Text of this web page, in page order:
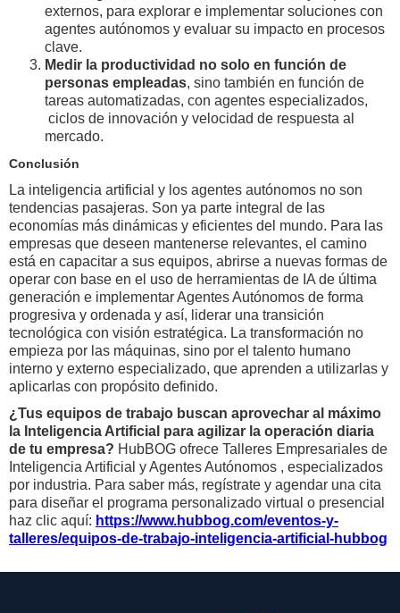
externos, para explorar e implementar soluciones con
agentes autónomos y evaluar su impacto en procesos
clave.
Medir la productividad no solo en función de
personas empleadas, sino también en función de
tareas automatizadas, con agentes especializados,
ciclos de innovación y velocidad de respuesta al
mercado.
Conclusión
La inteligencia artificial y los agentes autónomos no son
tendencias pasajeras. Son ya parte integral de las
economías más dinámicas y eficientes del mundo. Para las
empresas que deseen mantenerse relevantes, el camino
está en capacitar a sus equipos, abrirse a nuevas formas de
operar con base en el uso de herramientas de IA de última
generación e implementar Agentes Autónomos de forma
progresiva y ordenada y así, liderar una transición
tecnológica con visión estratégica. La transformación no
empieza por las máquinas, sino por el talento humano
interno y externo especializado, que aprenden a utilizarlas y
aplicarlas con propósito definido.
¿Tus equipos de trabajo buscan aprovechar al máximo
la Inteligencia Artificial para agilizar la operación diaria
de tu empresa? HubBOG ofrece Talleres Empresariales de
Inteligencia Artificial y Agentes Autónomos , especializados
por industria. Para saber más, regístrate y agendar una cita
para diseñar el programa personalizado virtual o presencial
haz clic aquí: https://www.hubbog.com/eventos-y-
talleres/equipos-de-trabajo-inteligencia-artificial-hubbog